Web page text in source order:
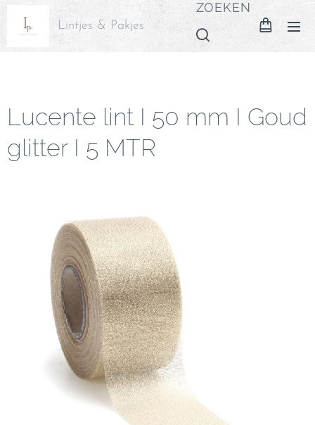
Lintjes & Pakjes
ZOEKEN
Lucente lint I 50 mm I Goud
glitter I 5 MTR